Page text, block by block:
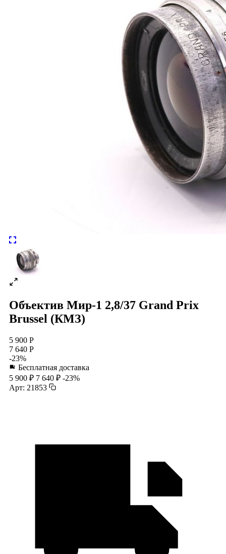
Объектив Мир-1 2,8/37 Grand Prix
Brussel (КМЗ)
5 900 Р
7 640 Р
-23%
Бесплатная доставка
5 900 ₽ 7 640 ₽ -23%
Арт: 21853